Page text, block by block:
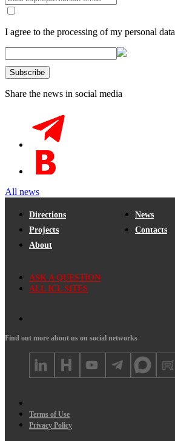
I agree to the processing of my personal data
Share the news in social media
All news
Directions
Projects
About
News
Contacts
ASK A QUESTION
ALL ICL SITES
Find out more about us on social networks
Terms of Use
Privacy Policy